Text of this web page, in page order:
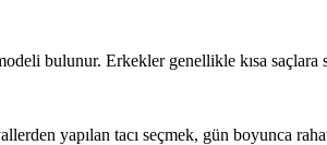
bulunur. Erkekler genellikle kısa saçlara
yapılan tacı seçmek, gün boyunca